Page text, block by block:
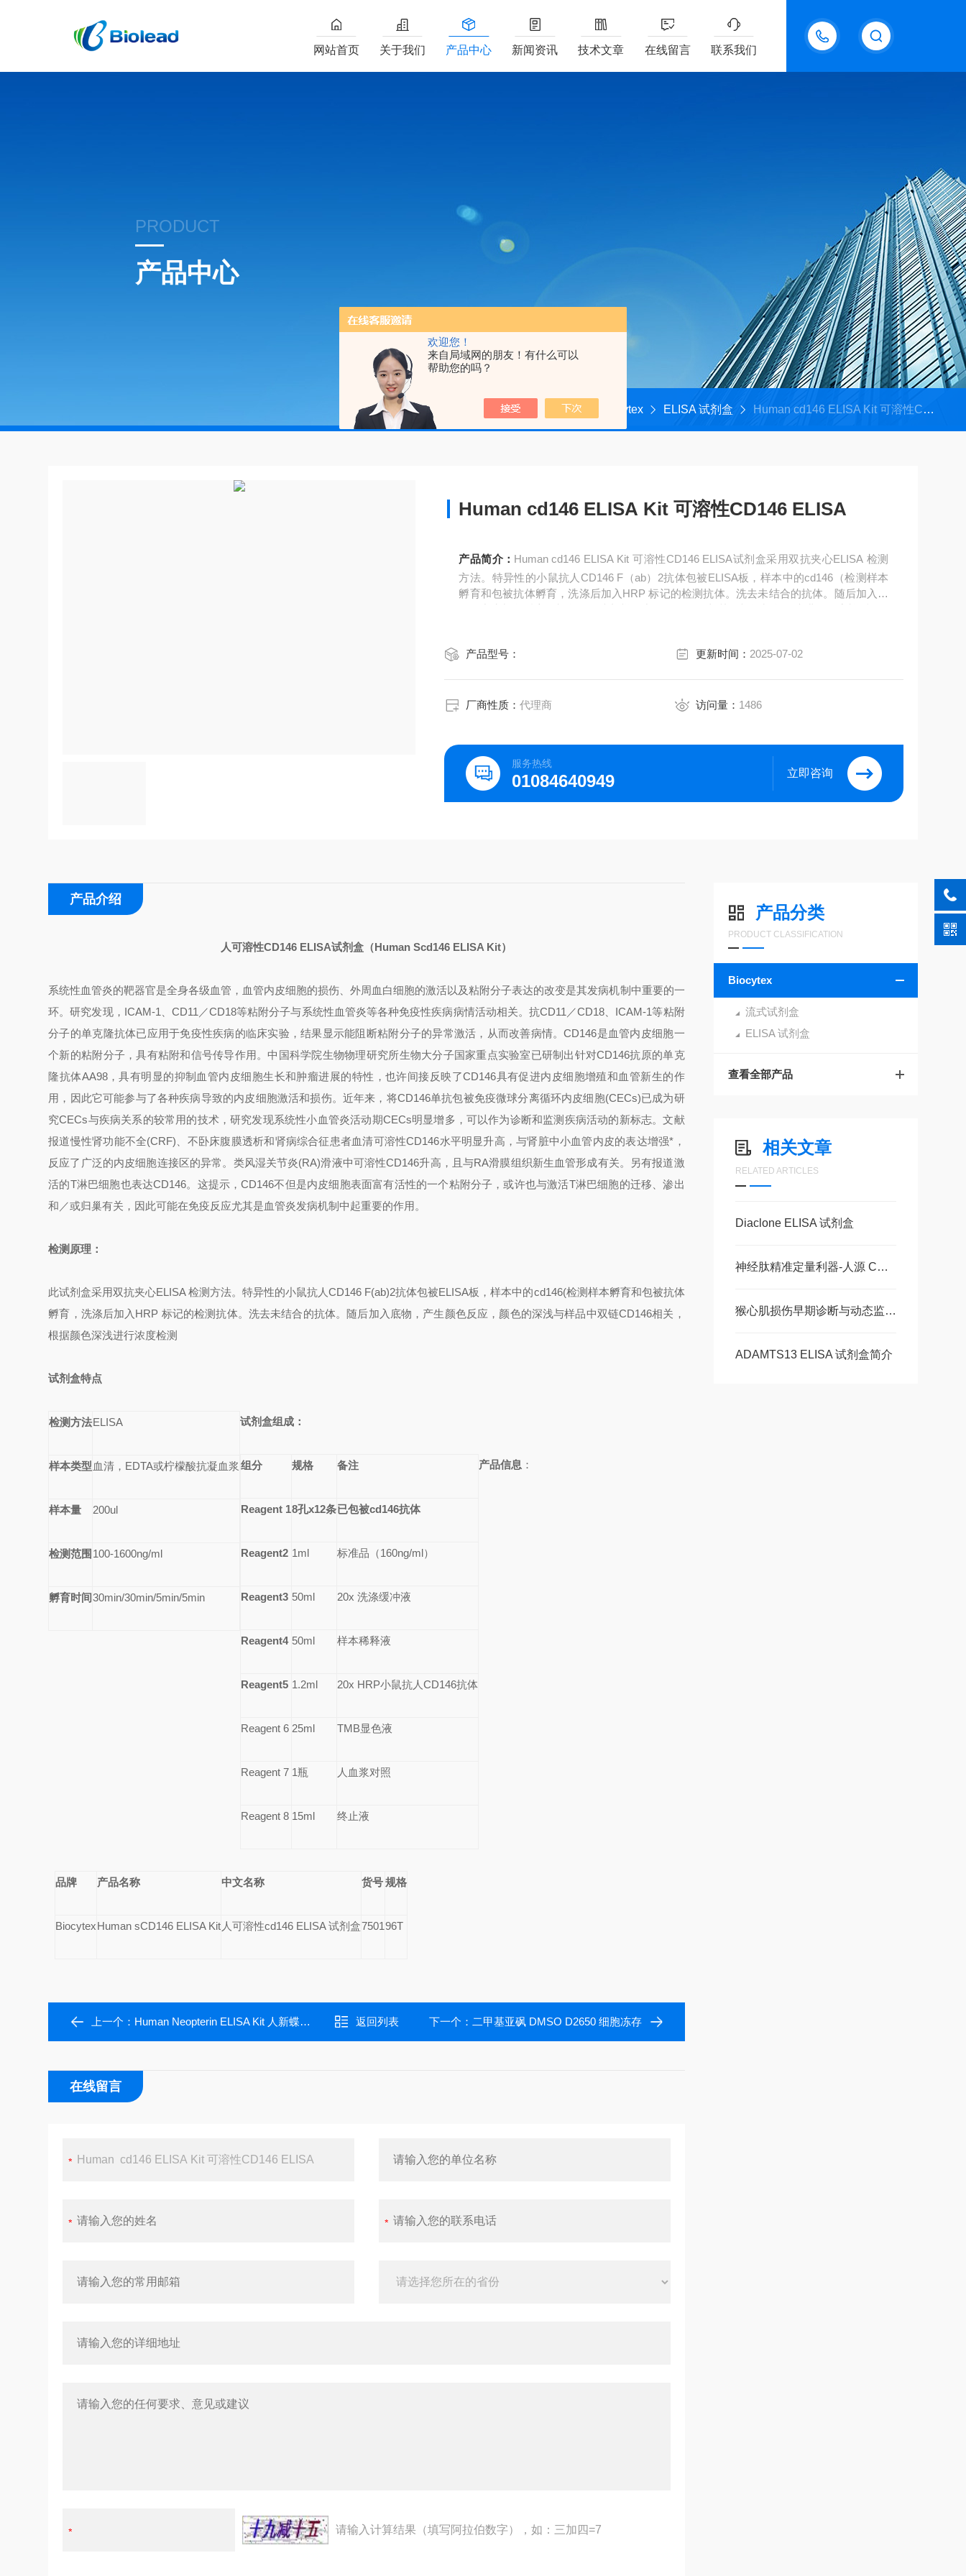
欢迎您！
来自局域网的朋友！有什么可以
帮助您的吗？
18611095289
网站首页 关于我们 产品中心 新闻资讯 技术文章 在线留言 联系我们
PRODUCT
产品中心
首页 产品中心 Biocytex ELISA 试剂盒 Human cd146 ELISA Kit 可溶性CD146 ELISA
Human cd146 ELISA Kit 可溶性CD146 ELISA
产品简介： Human cd146 ELISA Kit 可溶性CD146 ELISA试剂盒采用双抗夹心ELISA 检测
方法。特异性的小鼠抗人CD146 F（ab）2抗体包被ELISA板，样本中的cd146（检测样本
孵育和包被抗体孵育，洗涤后加入HRP 标记的检测抗体。洗去未结合的抗体。随后加入底
产品型号： 更新时间： 2025-07-02
厂商性质：代理商 访问量： 1486
服务热线
01084640949 立即咨询
产品分类
PRODUCT CLASSIFICATION
Biocytex
流式试剂盒
ELISA 试剂盒
查看全部产品
相关文章
RELATED ARTICLES
Diaclone ELISA 试剂盒
神经肽精准定量利器-人源 CGRP ELISA 试剂盒，多类型样本直接检测
猴心肌损伤早期诊断与动态监测-猴肌红蛋白ELISA 试剂盒
ADAMTS13 ELISA 试剂盒简介
产品介绍
人可溶性CD146 ELISA试剂盒（Human Scd146 ELISA Kit）
系统性血管炎的靶器官是全身各级血管，血管内皮细胞的损伤、外周血白细胞的激活以及粘附分子表达的改变是其发病机制中重要的一
环。研究发现， ICAM-1 CD11 ／CD18等粘附分子与系统性血管炎等各种免疫性疾病病情活动相关。抗CD11 ／CD18 ICAM-1等粘附
分子的单克隆抗体已应用于免疫性疾病的临床实验，结果显示能阻断粘附分子的异常激活，从而改善病情。CD146是血管内皮细胞一
个新的粘附分子，具有粘附和信号传导作用。中国科学院生物物理研究所生物大分子国家重点实验室已研制出针对CD146抗原的单克
隆抗体AA98，具有明显的抑制血管内皮细胞生长和肿瘤进展的特性，也许间接反映了CD146具有促进内皮细胞增殖和血管新生的作
用，因此它可能参与了各种疾病导致的内皮细胞激活和损伤。近年来，将CD146单抗包被免疫微球分离循环内皮细胞(CECs)已成为研
究CECs与疾病关系的较常用的技术，研究发现系统性小血管炎活动期CECs明显增多，可以作为诊断和监测疾病活动的新标志。文献
报道慢性肾功能不全(CRF) 、不卧床腹膜透析和肾病综合征患者血清可溶性CD146水平明显升高，与肾脏中小血管内皮的表达增强*，
反应了广泛的内皮细胞连接区的异常。类风湿关节炎(RA)滑液中可溶性CD146升高，且与RA滑膜组织新生血管形成有关。另有报道激
活的T淋巴细胞也表达CD146。这提示，CD146不但是内皮细胞表面富有活性的一个粘附分子，或许也与激活T淋巴细胞的迁移、渗出
和／或归巢有关，因此可能在免疫反应尤其是血管炎发病机制中起重要的作用。
检测原理：
此试剂盒采用双抗夹心ELISA检测方法。特异性的小鼠抗人CD146 F(ab)2抗体包被ELISA板，样本中的cd146(检测样本孵育和包被抗体
孵育，洗涤后加入 HRP 标记的检测抗体。洗去未结合的抗体。随后加入底物，产生颜色反应，颜色的深浅与样品中双链CD146相关，
根据颜色深浅进行浓度检测
试剂盒特点
检测方法ELISA
样本类型 血清， EDTA或柠檬酸抗凝血浆
样本量 200ul
检测范围 100-1600ng/ml
孵育时间30min/30min/5min/5min
试剂盒组成：
组分 规格 备注
Reagent 18孔x12条已包被cd146抗体
Reagent2 1ml 标准品（160ng/ml）
Reagent3 50ml 20x洗涤缓冲液
Reagent4 50ml 样本稀释液
Reagent5 1.2ml 20x HRP小鼠抗人CD146抗体
Reagent 6 25ml TMB显色液
Reagent 7 1瓶 人血浆对照
Reagent 8 15ml 终止液
产品信息 ：
品牌 产品名称 中文名称 货号规格
BiocytexHuman sCD146 ELISA Kit 人可溶性cd146 ELISA试剂盒750196T
上一个： Human Neopterin ELISA Kit 人新蝶呤试剂盒 返回列表 下一个： 二甲基亚砜 DMSO D2650 细胞冻存
在线留言
请输入计算结果（填写阿拉伯数字），如：三加四=7